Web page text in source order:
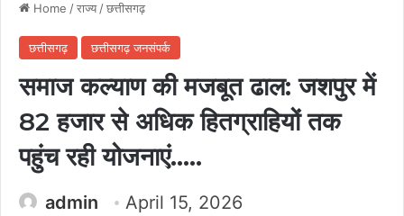
Home /राज्य/छत्तीसगढ़
छत्तीसगढ़ छत्तीसगढ़ जनसंपर्क
समाज कल्याण की मजबूत ढाल: जशपुर में
82 हजार से अधिक हितग्राहियों तक
पहुंच रही योजनाएं…..
admin
April 15, 2026